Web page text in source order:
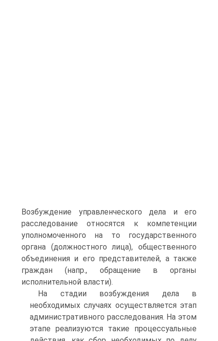
Возбуждение управленческого дела и его
расследование относятся к компетенции
уполномоченного на то государственного
органа (должностного лица), общественного
объединения и его представителей, а также
граждан (напр., обращение в органы
исполнительной власти).
На стадии возбуждения дела в
необходимых случаях осуществляется этап
административного расследования. На этом
этапе реализуются такие процессуальные